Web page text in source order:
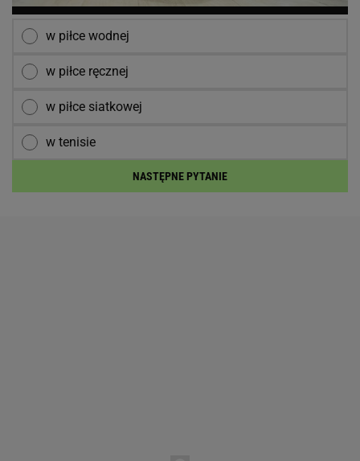
w piłce wodnej
w piłce ręcznej
w piłce siatkowej
w tenisie
NASTĘPNE PYTANIE